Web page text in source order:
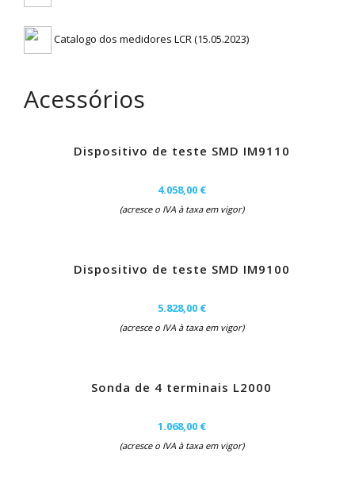
Catalogo dos medidores LCR (15.05.2023)
Acessórios
Dispositivo de teste SMD IM9110
4.058,00 €
(acresce o IVA à taxa em vigor)
Dispositivo de teste SMD IM9100
5.828,00 €
(acresce o IVA à taxa em vigor)
Sonda de 4 terminais L2000
1.068,00 €
(acresce o IVA à taxa em vigor)